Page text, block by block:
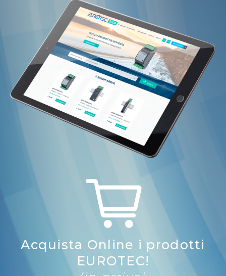
Acquista Online i prodotti
EUROTEC!